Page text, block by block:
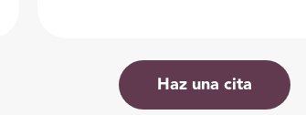
Haz una cita